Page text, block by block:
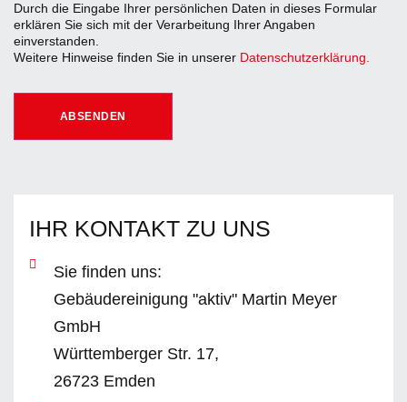
Durch die Eingabe Ihrer persönlichen Daten in dieses Formular
erklären Sie sich mit der Verarbeitung Ihrer Angaben
einverstanden.
Weitere Hinweise finden Sie in unserer Datenschutzerklärung.
ABSENDEN
IHR KONTAKT ZU UNS
Sie finden uns:
Gebäudereinigung "aktiv" Martin Meyer
GmbH
Württemberger Str. 17,
26723 Emden